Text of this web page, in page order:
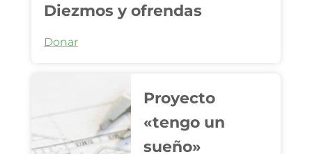
Diezmos y ofrendas
Donar
Proyecto
«tengo un
sueño»